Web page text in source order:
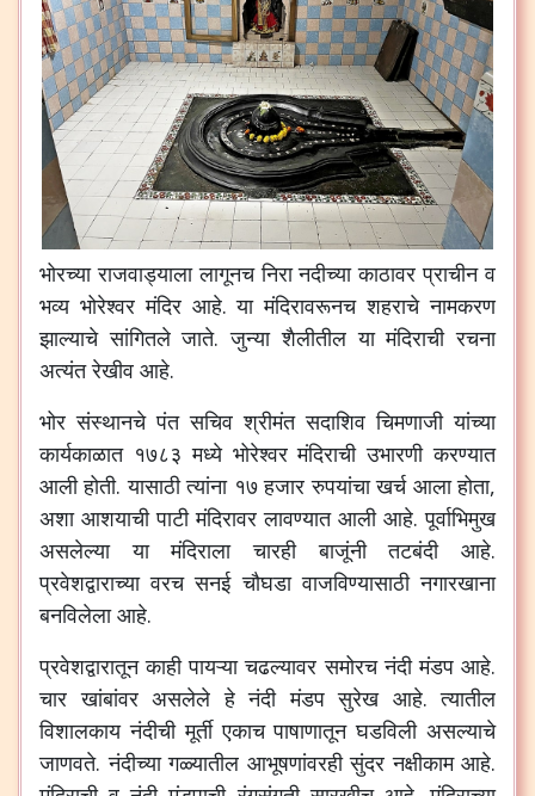
भोरच्या राजवाड्याला लागूनच निरा नदीच्या काठावर प्राचीन व
भव्य भोरेश्वर मंदिर आहे. या मंदिरावरूनच शहराचे नामकरण
झाल्याचे सांगितले जाते. जुन्या शैलीतील या मंदिराची रचना
अत्यंत रेखीव आहे.
भोर संस्थानचे पंत सचिव श्रीमंत सदाशिव चिमणाजी यांच्या
कार्यकाळात १७८३ मध्ये भोरेश्वर मंदिराची उभारणी करण्यात
आली होती. यासाठी त्यांना १७ हजार रुपयांचा खर्च आला होता,
अशा आशयाची पाटी मंदिरावर लावण्यात आली आहे. पूर्वाभिमुख
असलेल्या या मंदिराला चारही बाजूंनी तटबंदी आहे.
प्रवेशद्वाराच्या वरच सनई चौघडा वाजविण्यासाठी नगारखाना
बनविलेला आहे.
प्रवेशद्वारातून काही पायऱ्या चढल्यावर समोरच नंदी मंडप आहे.
चार खांबांवर असलेले हे नंदी मंडप सुरेख आहे. त्यातील
विशालकाय नंदीची मूर्ती एकाच पाषाणातून घडविली असल्याचे
जाणवते. नंदीच्या गळ्यातील आभूषणांवरही सुंदर नक्षीकाम आहे.